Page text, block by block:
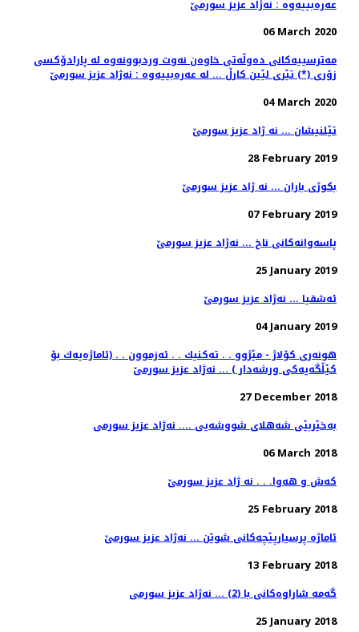
عه‌ره‌بییه‌وه‌ : نه‌ژاد عزیز سورمێ
06 March 2020
مه‌ترسییه‌كانی ده‌وڵه‌تی خاوه‌ن نه‌وت وردبوونه‌وه‌ له‌ پارادۆكسی
زۆری (*) تێری لێین كارڵ ... له‌ عه‌ره‌بییه‌وه‌ : نه‌ژاد عزیز سورمێ
04 March 2020
تێلنیشان ... نه ژاد عزیز سورمێ
28 February 2019
بكوژی باران ... نه ژاد عزیز سورمێ
07 February 2019
25 January 2019
ئه‌شقیا ... نه‌ژاد عزیز سورمێ
04 January 2019
هونەری كۆلاژ - مێژوو . . تەكنیك . . ئەزموون . . (ئاماژەیەك بۆ
27 December 2018
به‌خێربێی شه‌هلای شووشه‌یی .... نه‌ژاد عزیز سورمی
06 March 2018
كه‌ش و هه‌وا. . . نه ژاد عزیز سورمێ
25 February 2018
13 February 2018
گه‌مه‌ شاراوه‌كانی با (2) ... نه‌ژاد عزیز سورمی
25 January 2018